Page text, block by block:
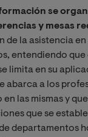
se
y mesas
de la asistencia en
entendiendo
limita en su
abarca a los
las mismas y
que se
departamentos